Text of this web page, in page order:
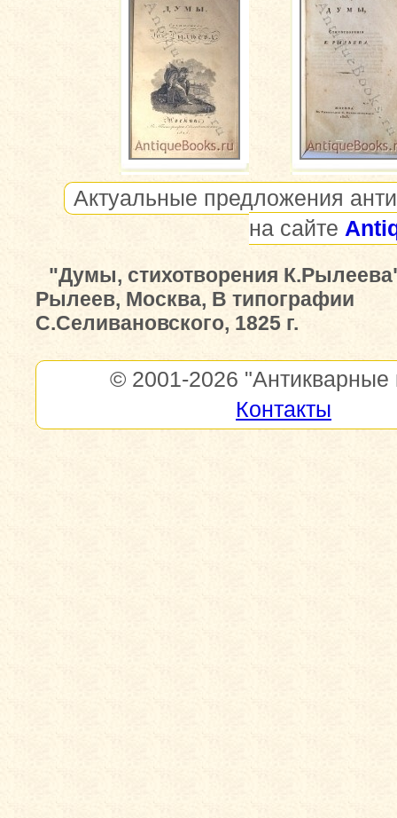
Актуальные предложения
на сайте
"Думы, стихотворения
Рылеев, Москва, В типографии
С.Селивановского, 1825 г.
© 2001-2026 "Антикварные
Контакты